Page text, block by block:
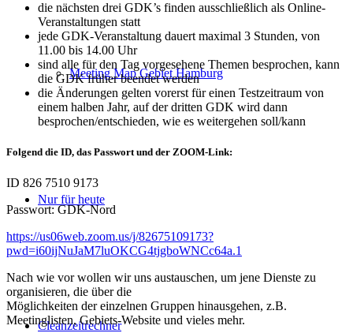
Meeting Map Gebiet Hamburg
Nur für heute
Cleanzeitrechner
die nächsten drei GDK’s finden ausschließlich als Online-
Veranstaltungen statt
jede GDK-Veranstaltung dauert maximal 3 Stunden, von
11.00 bis 14.00 Uhr
sind alle für den Tag vorgesehene Themen besprochen, kann
die GDK früher beendet werden
die Änderungen gelten vorerst für einen Testzeitraum von
einem halben Jahr, auf der dritten GDK wird dann
besprochen/entschieden, wie es weitergehen soll/kann
Folgend die ID, das Passwort und der ZOOM-Link:
ID 826 7510 9173
Passwort: GDK-Nord
https://us06web.zoom.us/j/82675109173?
pwd=i60ijNuJaM7luOKCG4tjgboWNCc64a.1
Nach wie vor wollen wir uns austauschen, um jene Dienste zu
organisieren, die über die
Möglichkeiten der einzelnen Gruppen hinausgehen, z.B.
Meetinglisten, Gebiets-Website und vieles mehr.